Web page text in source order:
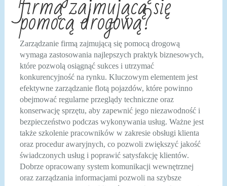
pomocą drogową?
Zarządzanie firmą zajmującą się pomocą drogową
wymaga zastosowania najlepszych praktyk biznesowych,
które pozwolą osiągnąć sukces i utrzymać
konkurencyjność na rynku. Kluczowym elementem jest
efektywne zarządzanie flotą pojazdów, które powinno
obejmować regularne przeglądy techniczne oraz
konserwację sprzętu, aby zapewnić jego niezawodność i
bezpieczeństwo podczas wykonywania usług. Ważne jest
także szkolenie pracowników w zakresie obsługi klienta
oraz procedur awaryjnych, co pozwoli zwiększyć jakość
świadczonych usług i poprawić satysfakcję klientów.
Dobrze opracowany system komunikacji wewnętrznej
oraz zarządzania informacjami pozwoli na szybsze